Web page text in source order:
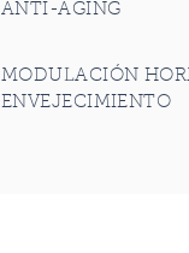
ANTI-AGING
MODULACIÓN
ENVEJECIMIENTO